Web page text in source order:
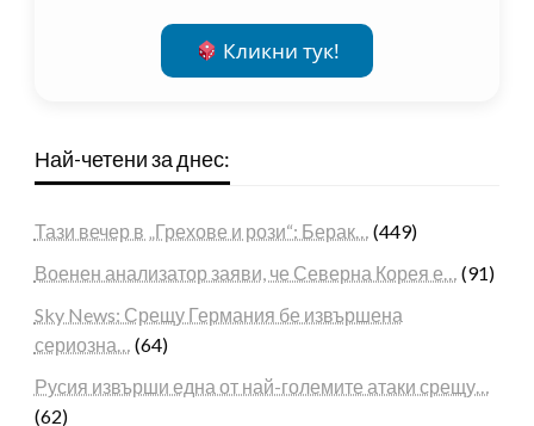
Кликни тук!
Най-четени за днес:
Тази вечер в „Грехове и рози“: Берак… (449)
Военен анализатор заяви, че Северна Корея е… (91)
Sky News: Срещу Германия бе извършена
сериозна… (64)
Русия извърши една от най-големите атаки срещу…
(62)